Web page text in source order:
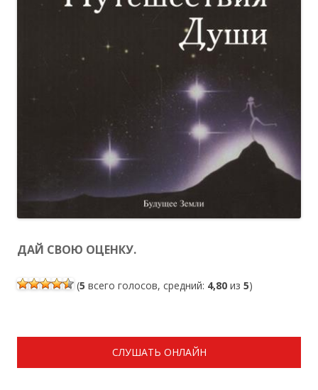
ДАЙ СВОЮ ОЦЕНКУ.
(5 всего голосов, средний: 4,80 из 5)
СЛУШАТЬ ОНЛАЙН